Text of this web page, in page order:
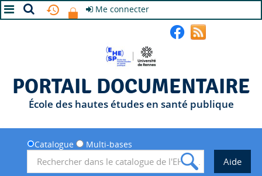
Me connecter
PORTAIL DOCUMENTAIRE
École des hautes études en santé publique
Catalogue Multi-bases